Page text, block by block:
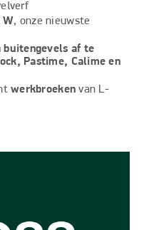
W, onze nieuwste
buitengevels af te
Pastime, Calime en
werkbroeken van L-